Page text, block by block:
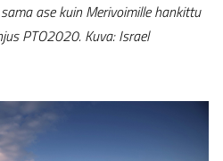
ase kuin Merivoimille hankittu
PTO2020. Kuva: Israel